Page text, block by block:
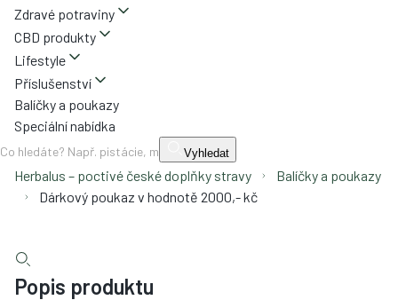
Zdravé potraviny
CBD produkty
Lifestyle
Příslušenství
Balíčky a poukazy
Speciální nabídka
Vyhledat
Herbalus – poctivé české doplňky stravy
Balíčky a poukazy
Dárkový poukaz v hodnotě 2000,- kč
Popis produktu